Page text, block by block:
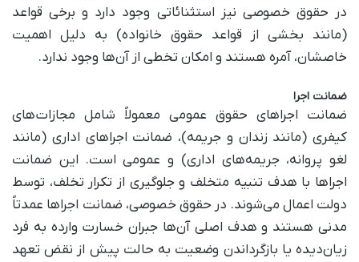
در حقوق خصوصی نیز استثنائاتی وجود دارد و برخی قواعد
(مانند بخشی از قواعد حقوق خانواده) به دلیل اهمیت
خاصشان، آمره هستند و امکان تخطی از آن‌ها وجود ندارد.
ضمانت اجرا
ضمانت اجراهای حقوق عمومی معمولاً شامل مجازات‌های
کیفری (مانند زندان و جریمه)، ضمانت اجراهای اداری (مانند
لغو پروانه، جریمه‌های اداری) و عمومی است. این ضمانت
اجراها با هدف تنبیه متخلف و جلوگیری از تکرار تخلف، توسط
دولت اعمال می‌شوند. در حقوق خصوصی، ضمانت اجراها عمدتاً
مدنی هستند و هدف اصلی آن‌ها جبران خسارت وارده به فرد
زیان‌دیده یا بازگرداندن وضعیت به حالت پیش از نقض تعهد